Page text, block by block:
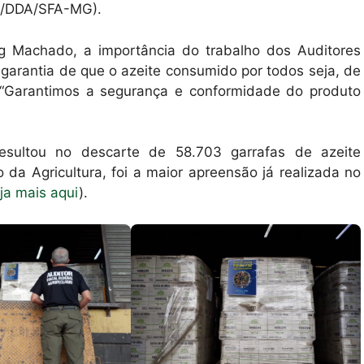
SFA-MG).
Machado, a importância do trabalho dos Auditores
de que o azeite consumido por todos seja, de
a segurança e conformidade do produto
no descarte de 58.703 garrafas de azeite
Agricultura, foi a maior apreensão já realizada no
mais aqui).